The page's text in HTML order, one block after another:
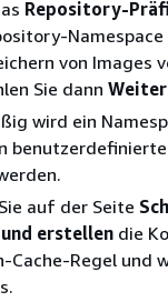
Repository-
Namespace
von Images
Sie dann Weiter
wird ein
auf der Seite
erstellen die
Cache-Regel und